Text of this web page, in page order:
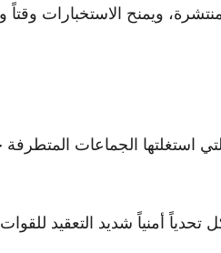
ويمنح الاستخبارات